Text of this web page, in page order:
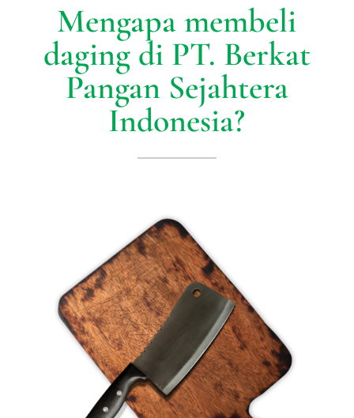
Mengapa membeli
daging di PT. Berkat
Pangan Sejahtera
Indonesia?